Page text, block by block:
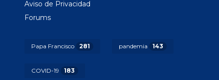
Aviso de Privacidad
Forums
Papa Francisco 281 pandemia 143
COVID-19 183